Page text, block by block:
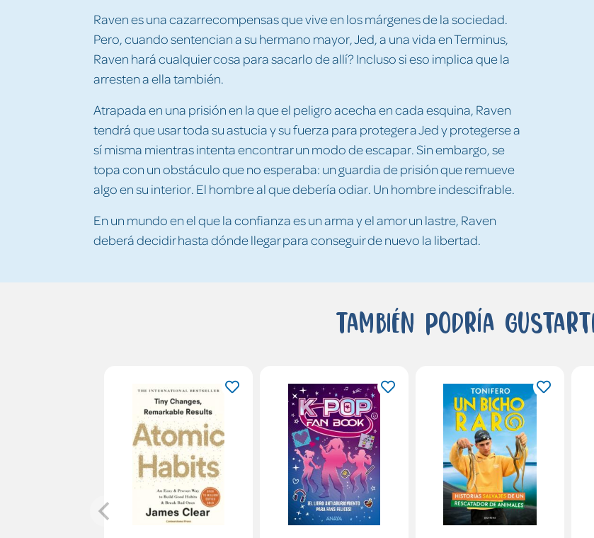
Raven es una cazarrecompensas que vive en los márgenes de la sociedad.
Pero, cuando sentencian a su hermano mayor, Jed, a una vida en Terminus,
Raven hará cualquier cosa para sacarlo de allí? Incluso si eso implica que la
arresten a ella también.
Atrapada en una prisión en la que el peligro acecha en cada esquina, Raven
tendrá que usar toda su astucia y su fuerza para proteger a Jed y protegerse a
sí misma mientras intenta encontrar un modo de escapar. Sin embargo, se
topa con un obstáculo que no esperaba: un guardia de prisión que remueve
algo en su interior. El hombre al que debería odiar. Un hombre indescifrable.
En un mundo en el que la confianza es un arma y el amor un lastre, Raven
deberá decidir hasta dónde llegar para conseguir de nuevo la libertad.
También podría